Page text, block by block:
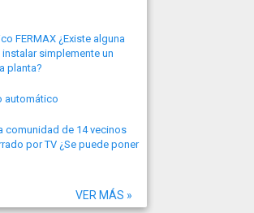
FERMAX ¿Existe alguna
simplemente un
planta?
automático
comunidad de 14 vecinos
por TV ¿Se puede poner
VER MÁS »